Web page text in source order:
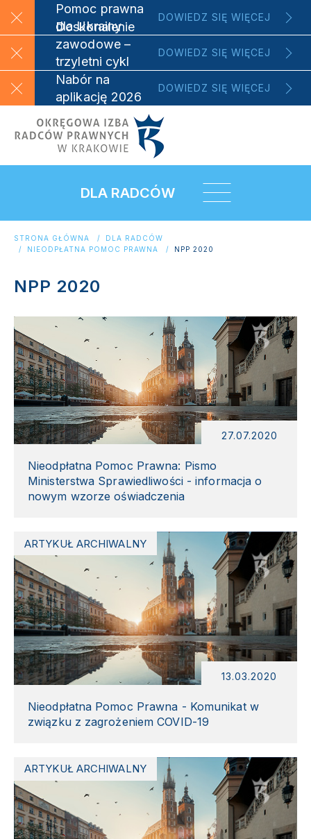
Pomoc prawna
dla Ukrainy
DOWIEDZ SIĘ WIĘCEJ
Doskonalenie
zawodowe –
trzyletni cykl
szkoleniowy
DOWIEDZ SIĘ WIĘCEJ
Nabór na
aplikację 2026
DOWIEDZ SIĘ WIĘCEJ
DLA RADCÓW
STRONA GŁÓWNA
DLA RADCÓW
NIEODPŁATNA POMOC PRAWNA
NPP 2020
NPP 2020
27.07.2020
Nieodpłatna Pomoc Prawna: Pismo
Ministerstwa Sprawiedliwości - informacja o
nowym wzorze oświadczenia
ARTYKUŁ ARCHIWALNY
13.03.2020
Nieodpłatna Pomoc Prawna - Komunikat w
związku z zagrożeniem COVID-19
ARTYKUŁ ARCHIWALNY